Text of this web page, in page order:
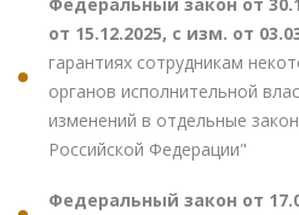
от 15.12.2025, с изм. от
гарантиях сотрудникам
органов исполнительной
изменений в отдельные
Российской Федерации"
Федеральный закон от